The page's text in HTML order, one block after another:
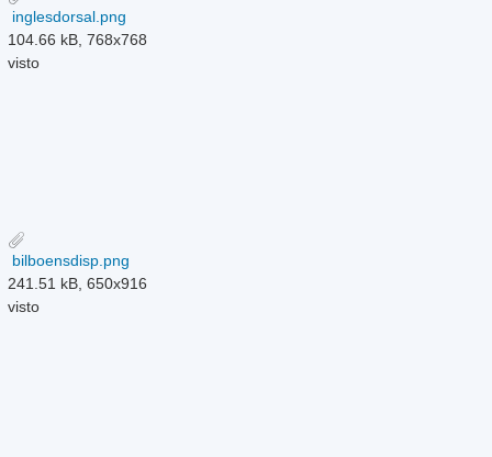
inglesdorsal.png
104.66 kB, 768x768
visto
bilboensdisp.png
241.51 kB, 650x916
visto